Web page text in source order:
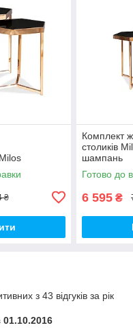
₴
Комплект
столиків
шампань
Готово до
6 595 ₴
з 43 відгуків за рік